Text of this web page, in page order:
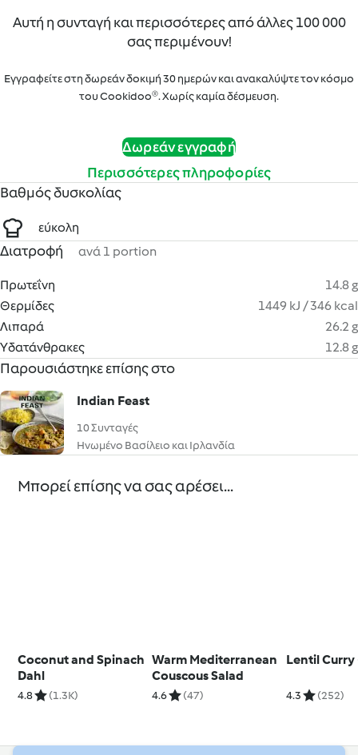
Αυτή η συνταγή και περισσότερες από άλλες 100 000
σας περιμένουν!
Εγγραφείτε στη δωρεάν δοκιμή 30 ημερών και ανακαλύψτε τον κόσμο
του Cookidoo®. Χωρίς καμία δέσμευση.
Δωρεάν εγγραφή
Περισσότερες πληροφορίες
Βαθμός δυσκολίας
εύκολη
Διατροφή ανά 1 portion
Πρωτεΐνη
14.8 g
Θερμίδες
1449 kJ / 346 kcal
Λιπαρά
26.2 g
Υδατάνθρακες
12.8 g
Παρουσιάστηκε επίσης στο
Indian Feast
10 Συνταγές
Ηνωμένο Βασίλειο και Ιρλανδία
Μπορεί επίσης να σας αρέσει...
Coconut and Spinach
Dahl
4.8 (1.3K)
Warm Mediterranean
Couscous Salad
4.6 (47)
Lentil Curry
4.3 (252)